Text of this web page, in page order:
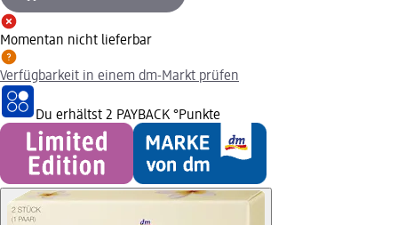
Momentan nicht lieferbar
Verfügbarkeit in einem dm-Markt prüfen
Du erhältst 2 PAYBACK °Punkte